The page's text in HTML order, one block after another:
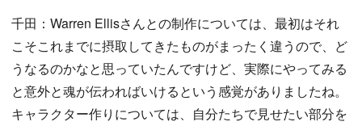
千田：Warren Ellisさんとの制作については、最初はそれ
こそこれまでに摂取してきたものがまったく違うので、ど
うなるのかなと思っていたんですけど、実際にやってみる
と意外と魂が伝わればいけるという感覚がありましたね。
キャラクター作りについては、自分たちで見せたい部分を